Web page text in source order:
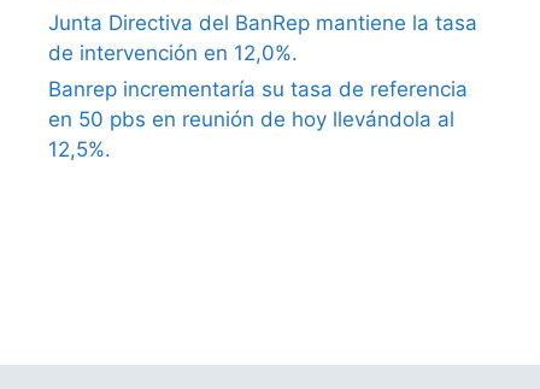
Junta Directiva del BanRep mantiene la tasa
de intervención en 12,0%.
Banrep incrementaría su tasa de referencia
en 50 pbs en reunión de hoy llevándola al
12,5%.
what is erectile dysfunction treatment low